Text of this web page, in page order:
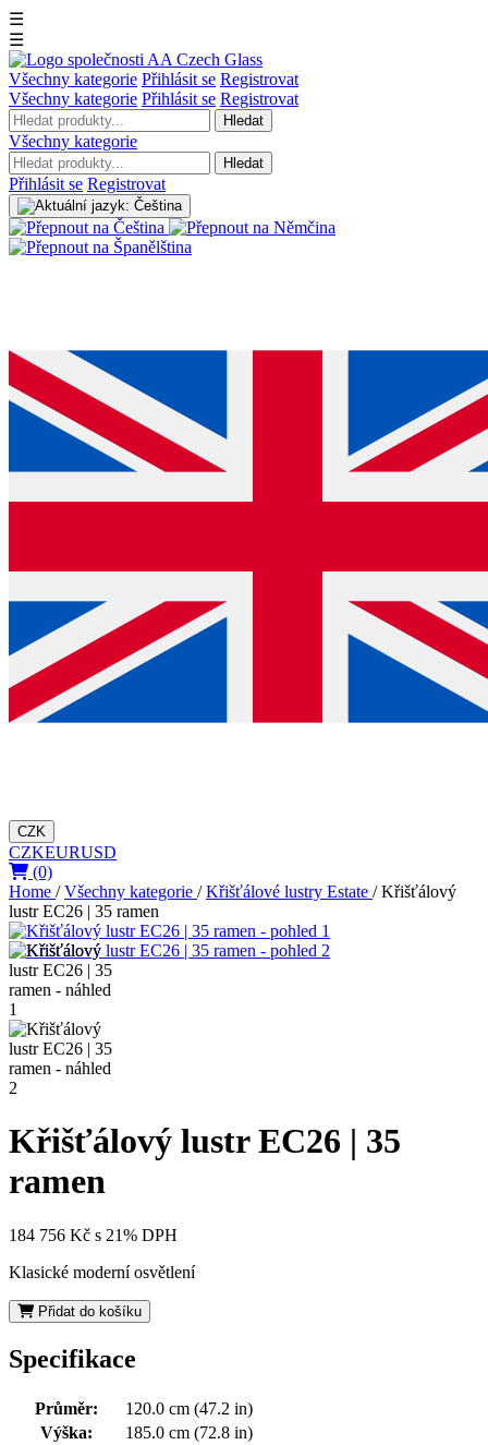
☰
☰
Všechny kategorie Přihlásit se Registrovat
Všechny kategorie Přihlásit se Registrovat
Hledat
Všechny kategorie
Hledat
Přihlásit se Registrovat
CZK
CZKEURUSD
(0)
Home / Všechny kategorie / Křišťálové lustry Estate / Křišťálový
lustr EC26 | 35 ramen
Křišťálový lustr EC26 | 35
ramen
184 756 Kč s 21% DPH
Klasické moderní osvětlení
Přidat do košíku
Specifikace
Průměr:
120.0 cm (47.2 in)
Výška:
185.0 cm (72.8 in)